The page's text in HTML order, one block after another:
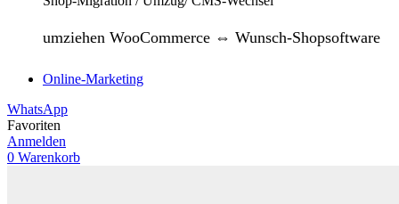
umziehen WooCommerce ⇔ Wunsch-Shopsoftware
Online-Marketing
WhatsApp
Favoriten
Anmelden
0 Warenkorb